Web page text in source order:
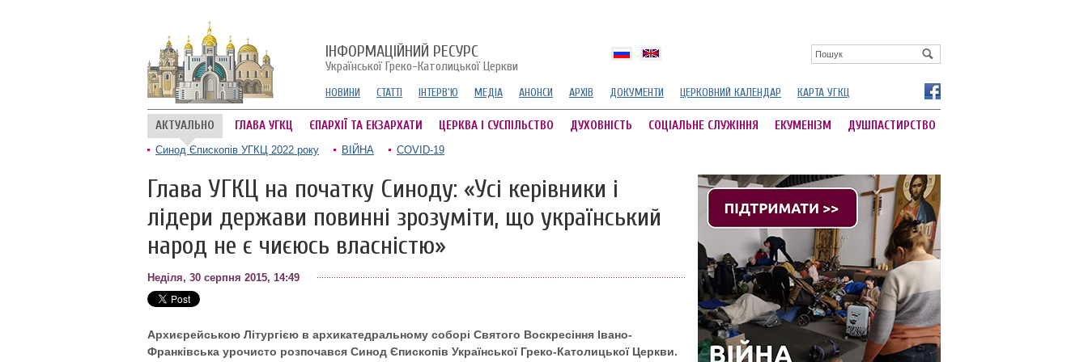
ІНФОРМАЦІЙНИЙ РЕСУРС
Української Греко-Католицької Церкви
НОВИНИ СТАТТІ ІНТЕРВ'Ю МЕДІА АНОНСИ АРХІВ ДОКУМЕНТИ ЦЕРКОВНИЙ КАЛЕНДАР КАРТА УГКЦ
АКТУАЛЬНО ГЛАВА УГКЦ ЄПАРХІЇ ТА ЕКЗАРХАТИ ЦЕРКВА І СУСПІЛЬСТВО ДУХОВНІСТЬ СОЦІАЛЬНЕ СЛУЖІННЯ ЕКУМЕНІЗМ ДУШПАСТИРСТВО
Синод Єпископів УГКЦ 2022 року ВІЙНА COVID-19
Глава УГКЦ на початку Синоду: «Усі керівники і
лідери держави повинні зрозуміти, що український
народ не є чиєюсь власністю»
Неділя, 30 серпня 2015, 14:49
Архиєрейською Літургією в архикатедральному соборі Святого Воскресіння Івано-
Франківська урочисто розпочався Синод Єпископів Української Греко-Католицької Церкви.